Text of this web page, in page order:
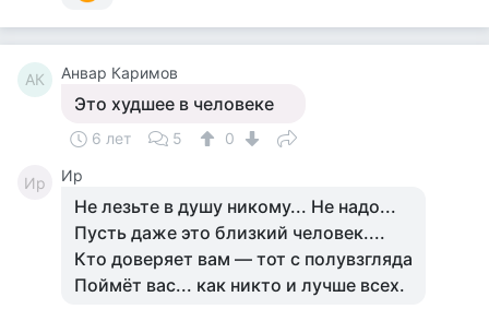
АК Анвар Каримов
Это худшее в человеке
6 лет 5 0
Ир Ир
Не лезьте в душу никому... Не надо...
Пусть даже это близкий человек....
Кто доверяет вам — тот с полувзгляда
Поймёт вас... как никто и лучше всех.